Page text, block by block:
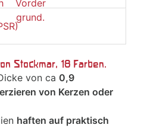
Stockmar, 18 Farben.
von ca 0,9
von Kerzen oder
haften auf praktisch